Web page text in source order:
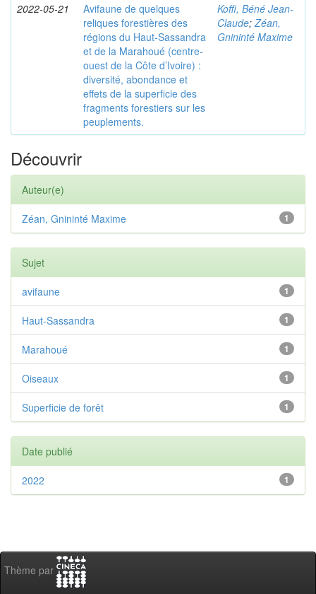
2022-05-21
Avifaune de quelques
reliques forestières des
régions du Haut-Sassandra
et de la Marahoué (centre-
ouest de la Côte d’Ivoire) :
diversité, abondance et
effets de la superficie des
fragments forestiers sur les
peuplements.
Koffi, Béné Jean-
Claude; Zéan,
Gnininté Maxime
Découvrir
Auteur(e)
1
Zéan, Gnininté Maxime
Sujet
1
avifaune
1
Haut-Sassandra
1
Marahoué
1
Oiseaux
1
Superficie de forêt
Date publié
1
2022
Thème par